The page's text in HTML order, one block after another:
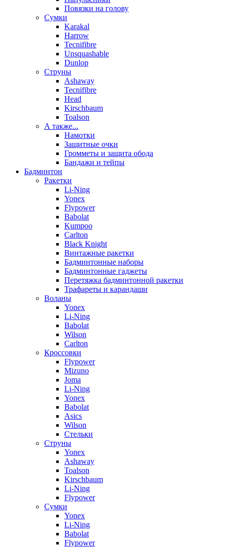
Повязки на голову
Сумки
Karakal
Harrow
Tecnifibre
Unsquashable
Dunlop
Струны
Ashaway
Tecnifibre
Head
Kirschbaum
Toalson
А также...
Намотки
Защитные очки
Громметы и защита обода
Бандажи и тейпы
Бадминтон
Ракетки
Li-Ning
Yonex
Flypower
Babolat
Kumpoo
Carlton
Black Knight
Винтажные ракетки
Бадминтонные наборы
Бадминтонные гаджеты
Перетяжка бадминтонной ракетки
Трафареты и карандаши
Воланы
Yonex
Li-Ning
Babolat
Wilson
Carlton
Кроссовки
Flypower
Mizuno
Joma
Li-Ning
Yonex
Babolat
Asics
Wilson
Стельки
Струны
Yonex
Ashaway
Toalson
Kirschbaum
Li-Ning
Flypower
Сумки
Yonex
Li-Ning
Babolat
Flypower